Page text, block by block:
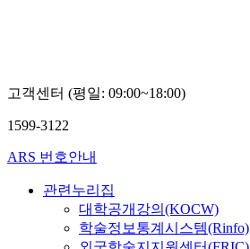
고객센터 (평일: 09:00~18:00)
1599-3122
ARS 번호안내
관련누리집
대학공개강의(KOCW)
학술정보통계시스템(Rinfo)